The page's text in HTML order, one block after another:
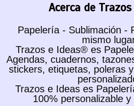
Acerca de
Papelería - Sublimación -
mismo
Trazos e Ideas® es
Agendas, cuadernos,
stickers, etiquetas, poleras
Trazos e Ideas es
100% personalizable